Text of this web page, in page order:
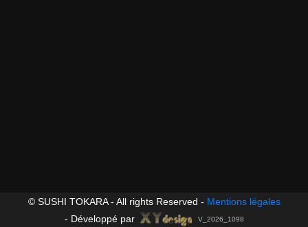
© SUSHI TOKARA - All rights Reserved - Mentions légales
- Développé par V_2026_1098